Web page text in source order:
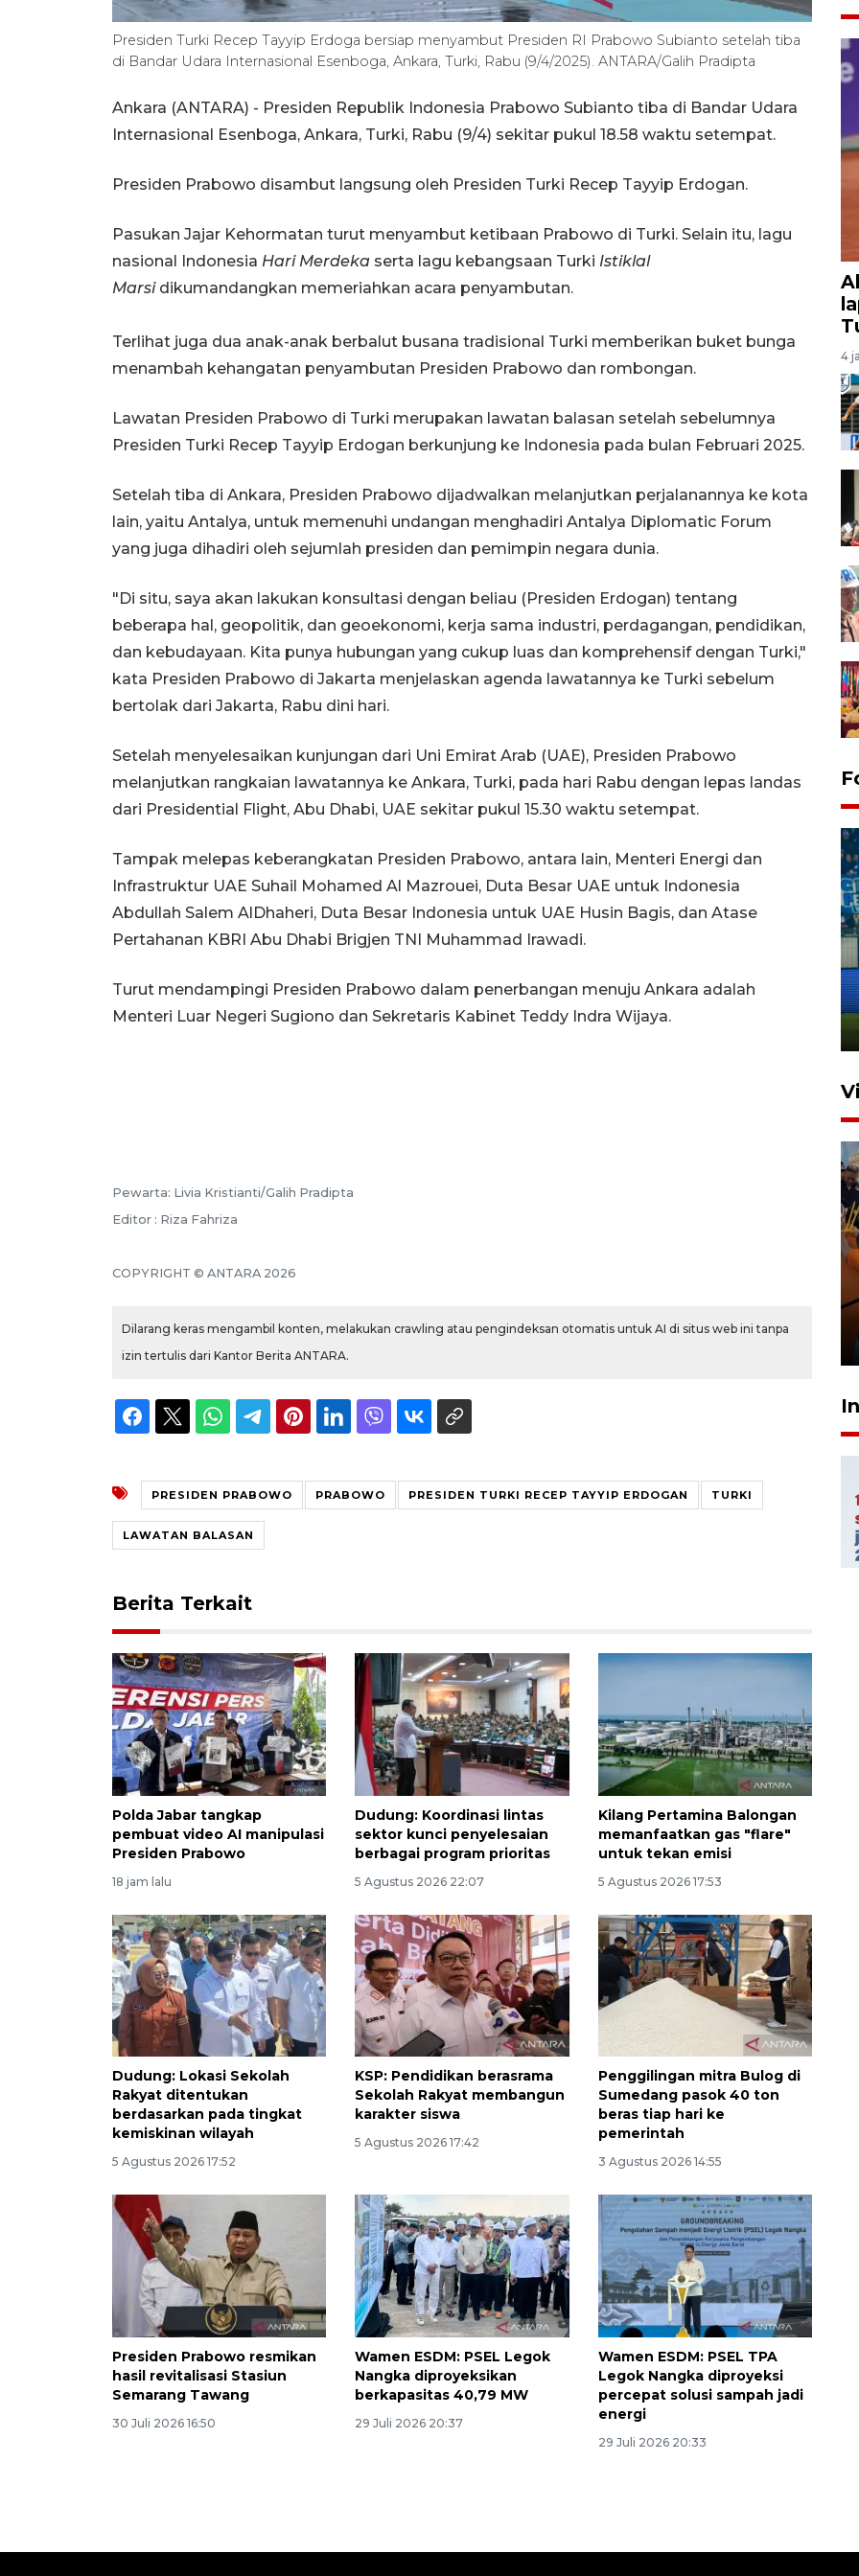
Presiden Turki Recep Tayyip Erdoga bersiap menyambut Presiden RI Prabowo Subianto setelah tiba
di Bandar Udara Internasional Esenboga, Ankara, Turki, Rabu (9/4/2025). ANTARA/Galih Pradipta
Ankara (ANTARA) - Presiden Republik Indonesia Prabowo Subianto tiba di Bandar Udara
Internasional Esenboga, Ankara, Turki, Rabu (9/4) sekitar pukul 18.58 waktu setempat.
Presiden Prabowo disambut langsung oleh Presiden Turki Recep Tayyip Erdogan.
Pasukan Jajar Kehormatan turut menyambut ketibaan Prabowo di Turki. Selain itu, lagu
nasional Indonesia Hari Merdeka serta lagu kebangsaan Turki Istiklal
Marsidikumandangkan memeriahkan acara penyambutan.
Terlihat juga dua anak-anak berbalut busana tradisional Turki memberikan buket bunga
menambah kehangatan penyambutan Presiden Prabowo dan rombongan.
Lawatan Presiden Prabowo di Turki merupakan lawatan balasan setelah sebelumnya
Presiden Turki Recep Tayyip Erdogan berkunjung ke Indonesia pada bulan Februari 2025.
Setelah tiba di Ankara, Presiden Prabowo dijadwalkan melanjutkan perjalanannya ke kota
lain, yaitu Antalya, untuk memenuhi undangan menghadiri Antalya Diplomatic Forum
yang juga dihadiri oleh sejumlah presiden dan pemimpin negara dunia.
"Di situ, saya akan lakukan konsultasi dengan beliau (Presiden Erdogan) tentang
beberapa hal, geopolitik, dan geoekonomi, kerja sama industri, perdagangan, pendidikan,
dan kebudayaan. Kita punya hubungan yang cukup luas dan komprehensif dengan Turki,"
kata Presiden Prabowo di Jakarta menjelaskan agenda lawatannya ke Turki sebelum
bertolak dari Jakarta, Rabu dini hari.
Setelah menyelesaikan kunjungan dari Uni Emirat Arab (UAE), Presiden Prabowo
melanjutkan rangkaian lawatannya ke Ankara, Turki, pada hari Rabu dengan lepas landas
dari Presidential Flight, Abu Dhabi, UAE sekitar pukul 15.30 waktu setempat.
Tampak melepas keberangkatan Presiden Prabowo, antara lain, Menteri Energi dan
Infrastruktur UAE Suhail Mohamed Al Mazrouei, Duta Besar UAE untuk Indonesia
Abdullah Salem AlDhaheri, Duta Besar Indonesia untuk UAE Husin Bagis, dan Atase
Pertahanan KBRI Abu Dhabi Brigjen TNI Muhammad Irawadi.
Turut mendampingi Presiden Prabowo dalam penerbangan menuju Ankara adalah
Menteri Luar Negeri Sugiono dan Sekretaris Kabinet Teddy Indra Wijaya.
Pewarta: Livia Kristianti/Galih Pradipta
Editor : Riza Fahriza
COPYRIGHT © ANTARA 2026
Dilarang keras mengambil konten, melakukan crawling atau pengindeksan otomatis untuk AI di situs web ini tanpa
izin tertulis dari Kantor Berita ANTARA.
PRESIDEN PRABOWO PRABOWO PRESIDEN TURKI RECEP TAYYIP ERDOGAN TURKI
LAWATAN BALASAN
Berita Terkait
Polda Jabar tangkap
pembuat video AI manipulasi
Presiden Prabowo
18 jam lalu
Dudung: Koordinasi lintas
sektor kunci penyelesaian
berbagai program prioritas
5 Agustus 2026 22:07
Kilang Pertamina Balongan
memanfaatkan gas "flare"
untuk tekan emisi
5 Agustus 2026 17:53
Dudung: Lokasi Sekolah
Rakyat ditentukan
berdasarkan pada tingkat
kemiskinan wilayah
5 Agustus 2026 17:52
KSP: Pendidikan berasrama
Sekolah Rakyat membangun
karakter siswa
5 Agustus 2026 17:42
Penggilingan mitra Bulog di
Sumedang pasok 40 ton
beras tiap hari ke
pemerintah
3 Agustus 2026 14:55
Presiden Prabowo resmikan
hasil revitalisasi Stasiun
Semarang Tawang
30 Juli 2026 16:50
Wamen ESDM: PSEL Legok
Nangka diproyeksikan
berkapasitas 40,79 MW
29 Juli 2026 20:37
Wamen ESDM: PSEL TPA
Legok Nangka diproyeksi
percepat solusi sampah jadi
energi
29 Juli 2026 20:33
4
dan manajerial SPPI di
Balikpapan
31 Juli 2026 18:01
Ekonomi triwulan II-2026
tumbuh 5,29 persen
2026-08-06 18:45:00